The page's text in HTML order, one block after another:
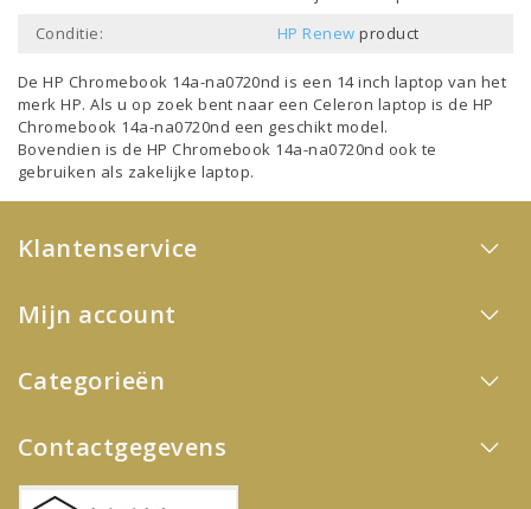
Conditie:
HP Renew product
De HP Chromebook 14a-na0720nd is een 14 inch laptop van het
merkHP. Als u op zoek bent naar een Celeron laptop is de HP
Chromebook 14a-na0720nd een geschikt model.
Bovendien is de HP Chromebook 14a-na0720nd ook te
gebruiken als zakelijke laptop.
Klantenservice
Mijn account
Categorieën
Contactgegevens